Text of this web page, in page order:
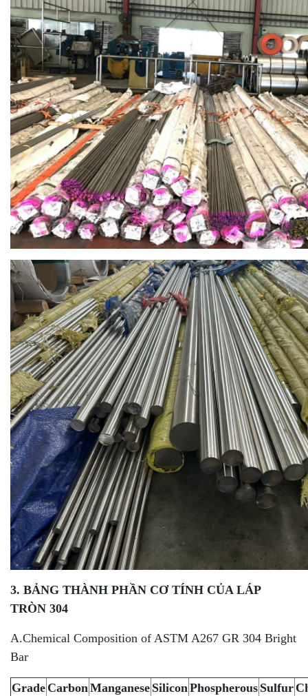
3. BẢNG THÀNH PHẦN CƠ TÍNH CỦA LÁP
TRÒN 304
A.Chemical Composition of ASTM A267 GR 304 Bright
Bar
Grade Carbon Manganese Silicon Phospherous Sulfur